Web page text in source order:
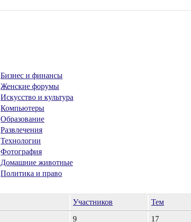
Бизнес и финансы
Женские форумы
Искусство и культура
Компьютеры
Образование
Развлечения
Технологии
Фотография
Домашние животные
Политика и право
Участников Тем
9 17